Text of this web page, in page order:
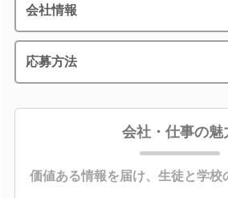
会社情報
応募方法
会社・仕事の魅
価値ある情報を届け、生徒と学校